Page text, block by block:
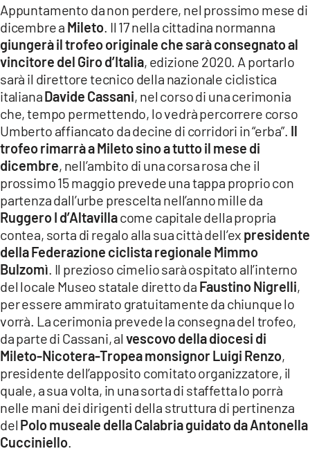
LaC
Network
LACPLAY.IT
LACTV.IT
LACONAIR.IT
LACITYMAG.IT
ILREGGINO.IT
COSENZACHANNEL.IT
ILVIBONESE.IT
CATANZAROCHANNEL.IT
LACAPITALENEWS.IT
App
ANDROID
APPLE
Appuntamento da non perdere, nel prossimo mese di
dicembre a Mileto . Il 17 nella cittadina normanna
giungerà il trofeo originale che sarà consegnato al
vincitore del Giro d’Italia, edizione 2020. A portarlo
sarà il direttore tecnico della nazionale ciclistica
italianaDavide Cassani, nel corso di una cerimonia
che, tempo permettendo, lo vedrà percorrere corso
Umberto affiancato da decine di corridori in “erba”. Il
trofeo rimarrà a Mileto sino a tutto il mese di
dicembre, nell’ambito di una corsa rosa che il
prossimo 15 maggio prevede una tappa proprio con
partenza dall’urbe prescelta nell’anno mille da
Ruggero I d’Altavillacome capitale della propria
contea, sorta di regalo alla sua città dell’ex presidente
della Federazione ciclista regionale Mimmo
Bulzomì . Il prezioso cimelio sarà ospitato all’interno
del locale Museo statale diretto da Faustino Nigrelli,
per essere ammirato gratuitamente da chiunque lo
vorrà. La cerimonia prevede la consegna del trofeo,
da parte di Cassani, al vescovo della diocesi di
Mileto-Nicotera-Tropea monsignor Luigi Renzo,
presidente dell’apposito comitato organizzatore, il
quale, a sua volta, in una sorta di staffetta lo porrà
nelle mani dei dirigenti della struttura di pertinenza
del Polo museale della Calabria guidato da Antonella
Cucciniello